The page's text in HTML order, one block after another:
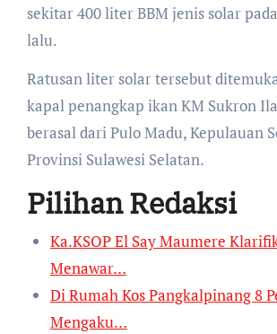
sekitar 400 liter BBM jenis solar
lalu.
Ratusan liter solar tersebut
kapal penangkap ikan KM Sukron
berasal dari Pulo Madu, Kepulauan
Provinsi Sulawesi Selatan.
Pilihan Redaksi
Ka.KSOP El Say Maumere
Menawar…
Di Rumah Kos Pangkalpinang 8
Mengaku…